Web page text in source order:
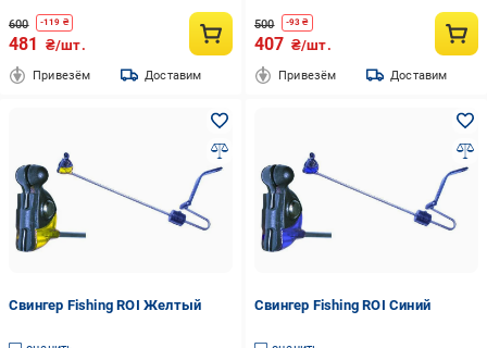
600 -119 ₴
481 ₴/шт.
Привезём Доставим
500 -93 ₴
407 ₴/шт.
Привезём Доставим
Свингер Fishing ROI Желтый Свингер Fishing ROI Синий